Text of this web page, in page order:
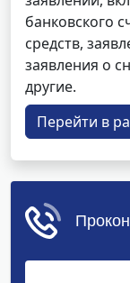
банковского
средств,
заявления о
другие.
Перейти в